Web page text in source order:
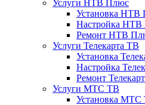
Услуги НТВ Плюс
Установка НТВ
Настройка
Ремонт НТВ
Услуги Телекарта ТВ
Установка
Настройка
Ремонт
Услуги МТС ТВ
Установка МТС